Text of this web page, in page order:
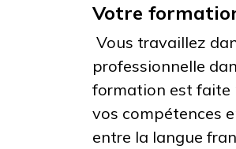
Votre
Vous travaillez
professionnelle
formation est faite
vos compétences
entre la langue